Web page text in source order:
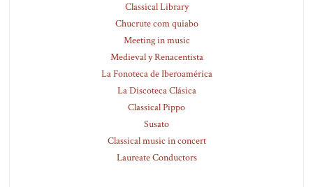
Classical Library
Chucrute com quiabo
Meeting in music
Medieval y Renacentista
La Fonoteca de Iberoamérica
La Discoteca Clásica
Classical Pippo
Susato
Classical music in concert
Laureate Conductors